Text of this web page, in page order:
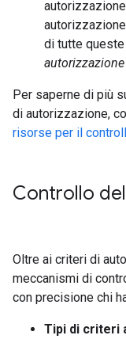
di tutte
Per saperne di più
di autorizzazione,
risorse per il
Controllo
Oltre ai criteri di
meccanismi di
con precisione chi
Tipi di criteri